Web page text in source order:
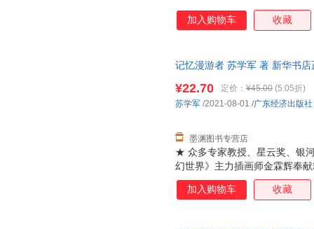
加入购物车 收藏
记忆漫游者 苏学军 著 新华书
★ 众多专家教授、星云奖、银
幻世界》主力插画师金霖辉奉
故事为形式，以极限科学为翅
量的具备深刻社会文化、哲学
¥22.70 定价： ¥45.00 (5.05折)
墨渊图书专营店
苏学军 /2021-08-01 /广东经济出版社
加入购物车 收藏